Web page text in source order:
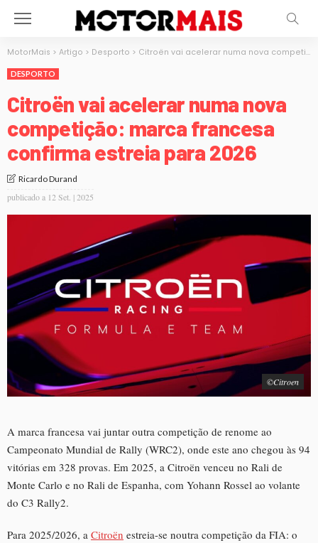
MotorMais > Artigo > Desporto > Citroën vai acelerar numa nova competição: marca francesa confirma estreia para 2026
DESPORTO
Citroën vai acelerar numa nova
competição: marca francesa
confirma estreia para 2026
Ricardo Durand
publicado a 12 Set. | 2025
©Citroen
A marca francesa vai juntar outra competição de renome ao
Campeonato Mundial de Rally (WRC2), onde este ano chegou às 94
vitórias em 328 provas. Em 2025, a Citroën venceu no Rali de
Monte Carlo e no Rali de Espanha, com Yohann Rossel ao volante
do C3 Rally2.
Para 2025/2026, a Citroën estreia-se noutra competição da FIA: o